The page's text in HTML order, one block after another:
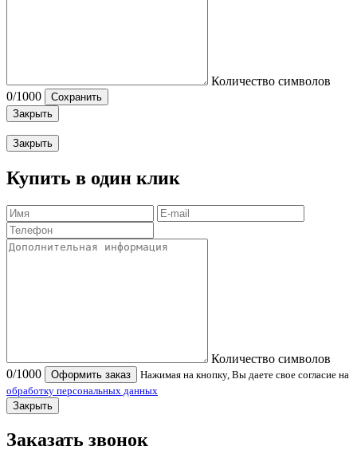
Количество символов
0/1000
Сохранить
Закрыть
Закрыть
Купить в один клик
Количество символов
0/1000 Оформить заказ
Нажимая на кнопку, Вы даете свое согласие на
обработку персональных данных
Закрыть
Заказать звонок